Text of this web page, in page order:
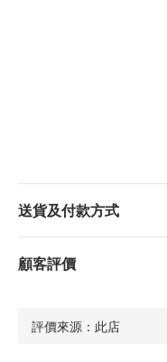
送貨及付款方式
顧客評價